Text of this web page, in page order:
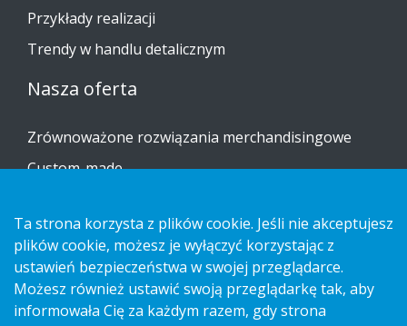
Przykłady realizacji
Trendy w handlu detalicznym
Nasza oferta
Zrównoważone rozwiązania merchandisingowe
Custom-made
Katalog
Skontaktuj się z nami
Informacja na temat ochrony prywatności
Ta strona korzysta z plików cookie. Jeśli nie akceptujesz
plików cookie, możesz je wyłączyć korzystając z
ustawień bezpieczeństwa w swojej przeglądarce.
Możesz również ustawić swoją przeglądarkę tak, aby
informowała Cię za każdym razem, gdy strona